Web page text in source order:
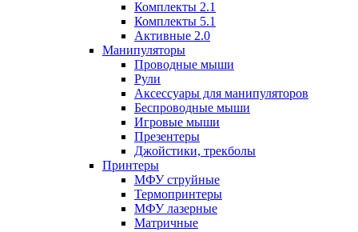
Комплекты 2.1
Комплекты 5.1
Активные 2.0
Манипуляторы
Проводные мыши
Рули
Аксессуары для манипуляторов
Беспроводные мыши
Игровые мыши
Презентеры
Джойстики, трекболы
Принтеры
МФУ струйные
Термопринтеры
МФУ лазерные
Матричные